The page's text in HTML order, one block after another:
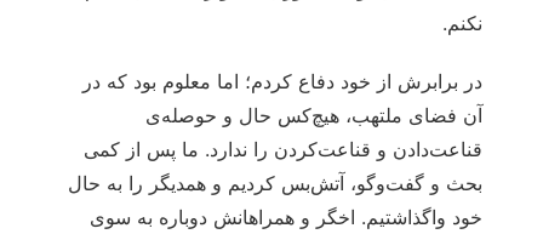
نکنم.
در برابرش از خود دفاع کردم؛ اما معلوم بود که در
آن فضای ملتهب، هیچ‌کس حال و حوصله‌ی
قناعت‌دادن و قناعت‌کردن را ندارد. ما پس از کمی
بحث و گفت‌وگو، آتش‌بس کردیم و همدیگر را به حال
خود واگذاشتیم. اخگر و همراهانش دوباره به سوی